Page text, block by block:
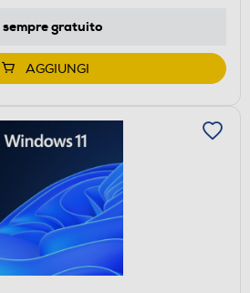
sempre gratuito
AGGIUNGI